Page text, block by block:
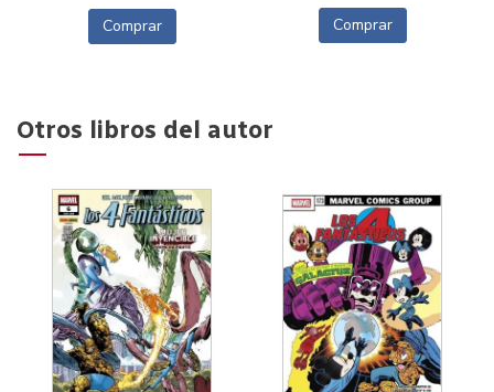
Comprar Comprar
Otros libros del autor